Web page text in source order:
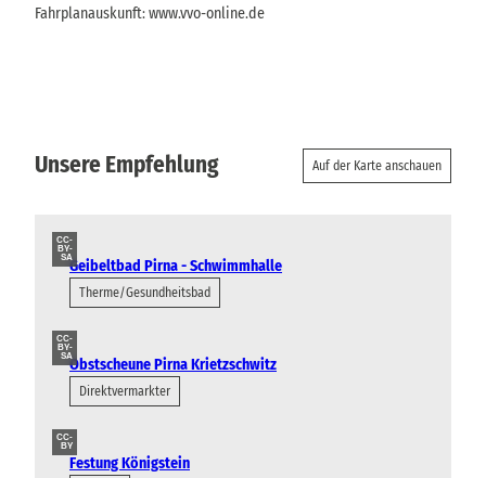
Fahrplanauskunft: www.vvo-online.de
Unsere Empfehlung Auf der Karte anschauen
CC-
BY-
SAGeibeltbad Pirna - Schwimmhalle
Therme/Gesundheitsbad
CC-
BY-
SAObstscheune Pirna Krietzschwitz
Direktvermarkter
CC-
BY
Festung Königstein